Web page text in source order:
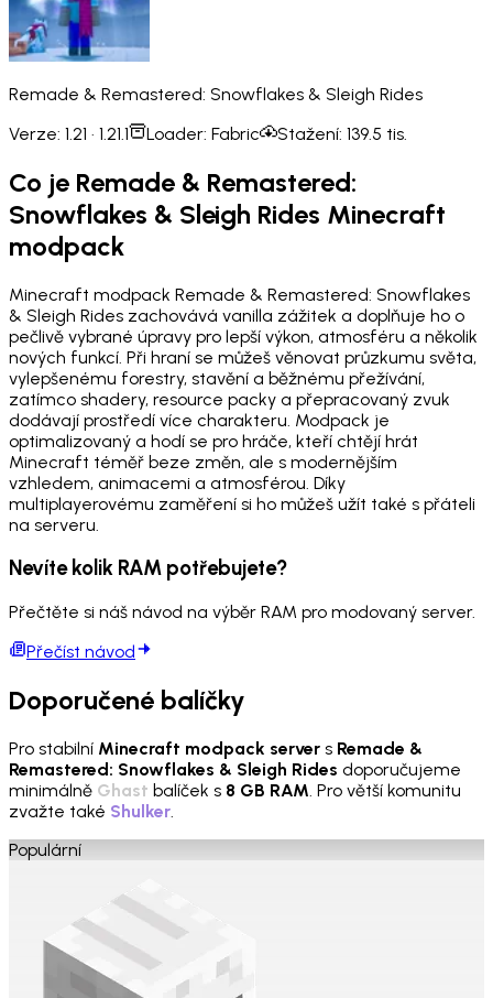
Remade & Remastered: Snowflakes & Sleigh Rides
Verze: 1.21 · 1.21.1 Loader: Fabric Stažení: 139.5 tis.
Co je Remade & Remastered:
Snowflakes & Sleigh Rides Minecraft
modpack
Minecraft modpack Remade & Remastered: Snowflakes
& Sleigh Rides zachovává vanilla zážitek a doplňuje ho o
pečlivě vybrané úpravy pro lepší výkon, atmosféru a několik
nových funkcí. Při hraní se můžeš věnovat průzkumu světa,
vylepšenému forestry, stavění a běžnému přežívání,
zatímco shadery, resource packy a přepracovaný zvuk
dodávají prostředí více charakteru. Modpack je
optimalizovaný a hodí se pro hráče, kteří chtějí hrát
Minecraft téměř beze změn, ale s modernějším
vzhledem, animacemi a atmosférou. Díky
multiplayerovému zaměření si ho můžeš užít také s přáteli
na serveru.
Nevíte kolik RAM potřebujete?
Přečtěte si náš návod na výběr RAM pro modovaný server.
Přečíst návod
Doporučené balíčky
Pro stabilní Minecraft modpack server s Remade &
Remastered: Snowflakes & Sleigh Rides doporučujeme
minimálně Ghast balíček s 8 GB RAM. Pro větší komunitu
zvažte také Shulker.
Populární